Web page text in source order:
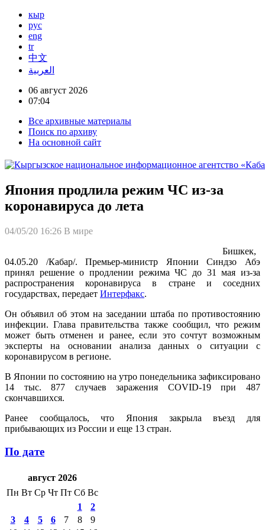
кыр
рус
eng
tr
中文
العربية
06 август 2026
07:04
Все архивные материалы
Поиск по архиву
На основной сайт
Япония продлила режим ЧС из-за
коронавируса до лета
04/05/20 16:26 В мире
Бишкек,
04.05.20 /Кабар/. Премьер-министр Японии Синдзо Абэ
принял решение о продлении режима ЧС до 31 мая из-за
распространения коронавируса в стране и соседних
государствах, передает Интерфакс.
Он объявил об этом на заседании штаба по противостоянию
инфекции. Глава правительства также сообщил, что режим
может быть отменен и ранее, если это сочтут возможным
эксперты на основании анализа данных о ситуации с
коронавирусом в регионе.
В Японии по состоянию на утро понедельника зафиксировано
14 тыс. 877 случаев заражения COVID-19 при 487
скончавшихся.
Ранее сообщалось, что Япония закрыла въезд для
прибывающих из России и еще 13 стран.
По дате
август 2026
Пн Вт Ср Чт Пт Сб Вс
1
2
3
4 5 6 7 8
9